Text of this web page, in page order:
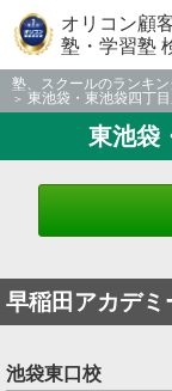
オリコン顧
塾・学習塾
塾、スクールのランキ
東池袋・東池袋四丁
東池袋
早稲田アカデ
池袋東口校